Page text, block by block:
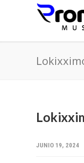
JUNIO 19, 2024